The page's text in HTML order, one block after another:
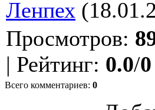
Ленпех
Просмотров:
| Рейтинг: 0.0/0
Всего комментариев: 0